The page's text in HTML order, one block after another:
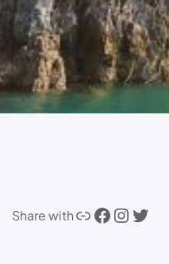
Share withLink Facebook Instagram Twitter